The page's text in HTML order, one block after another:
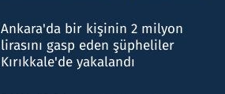
Ankara'da bir kişinin 2 milyon
lirasını gasp eden şüpheliler
Kırıkkale'de yakalandı